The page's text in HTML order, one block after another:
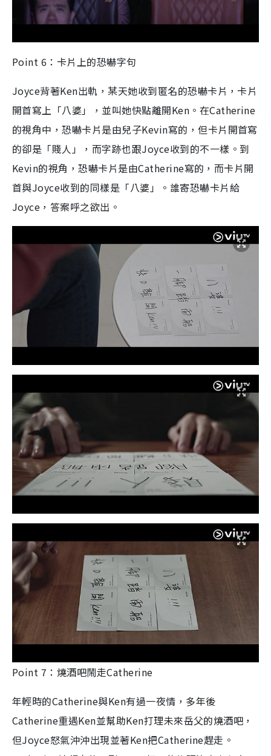
Point 6：卡片上的恐嚇字句
Joyce背著Ken出軌，某天她收到匿名的恐嚇卡片，卡片
開首寫上「八婆」，並叫她快點離開Ken。在Catherine
的視角中，恐嚇卡片是由兒子Kevin寫的，但卡片開首寫
的卻是「賤人」，而字跡也跟Joyce收到的不一樣。到
Kevin的視角，恐嚇卡片是由Catherine寫的，而卡片開
首與Joyce收到的同樣是「八婆」。誰寄恐嚇卡片給
Joyce，答案呼之欲出。
Point 7：燒酒吧鬧走Catherine
年輕時的Catherine與Ken有過一夜情，多年後
Catherine重遇Ken並幫助Ken打理未來岳父的燒酒吧，
但Joyce怒氣沖沖出現並著Ken把Catherine趕走。